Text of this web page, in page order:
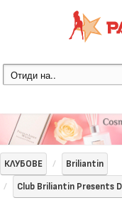
КЛУБОВЕ
Briliantin
Club Briliantin Presents